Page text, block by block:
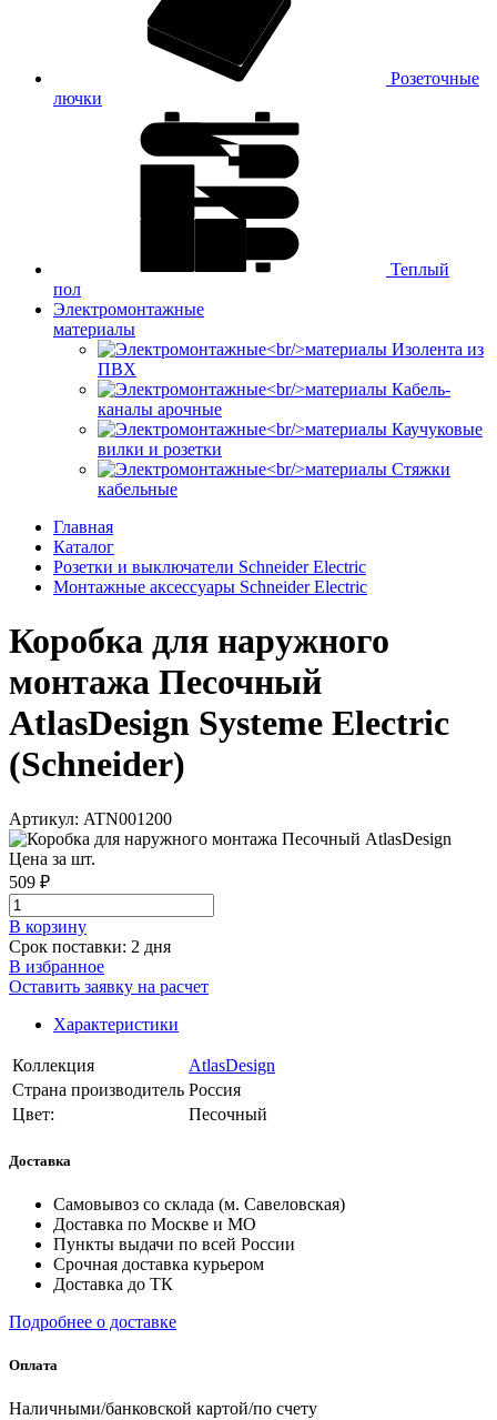
Розеточные
лючки
Теплый
пол
Электромонтажные
материалы
Изолента из
ПВХ
Кабель-
каналы арочные
Каучуковые
вилки и розетки
Стяжки
кабельные
Главная
Каталог
Розетки и выключатели Schneider Electric
Монтажные аксессуары Schneider Electric
Коробка для наружного
монтажа Песочный
AtlasDesign Systeme Electric
(Schneider)
Артикул: ATN001200
Цена за шт.
509 ₽
В корзинy
Срок поставки: 2 дня
В избранное
Оставить заявку на расчет
Характеристики
Коллекция
AtlasDesign
Страна производитель Россия
Цвет:
Песочный
Доставка
Самовывоз со склада (м. Савеловская)
Доставка по Москве и МО
Пункты выдачи по всей России
Срочная доставка курьером
Доставка до ТК
Подробнее о доставке
Оплата
Наличными/банковской картой/по счету